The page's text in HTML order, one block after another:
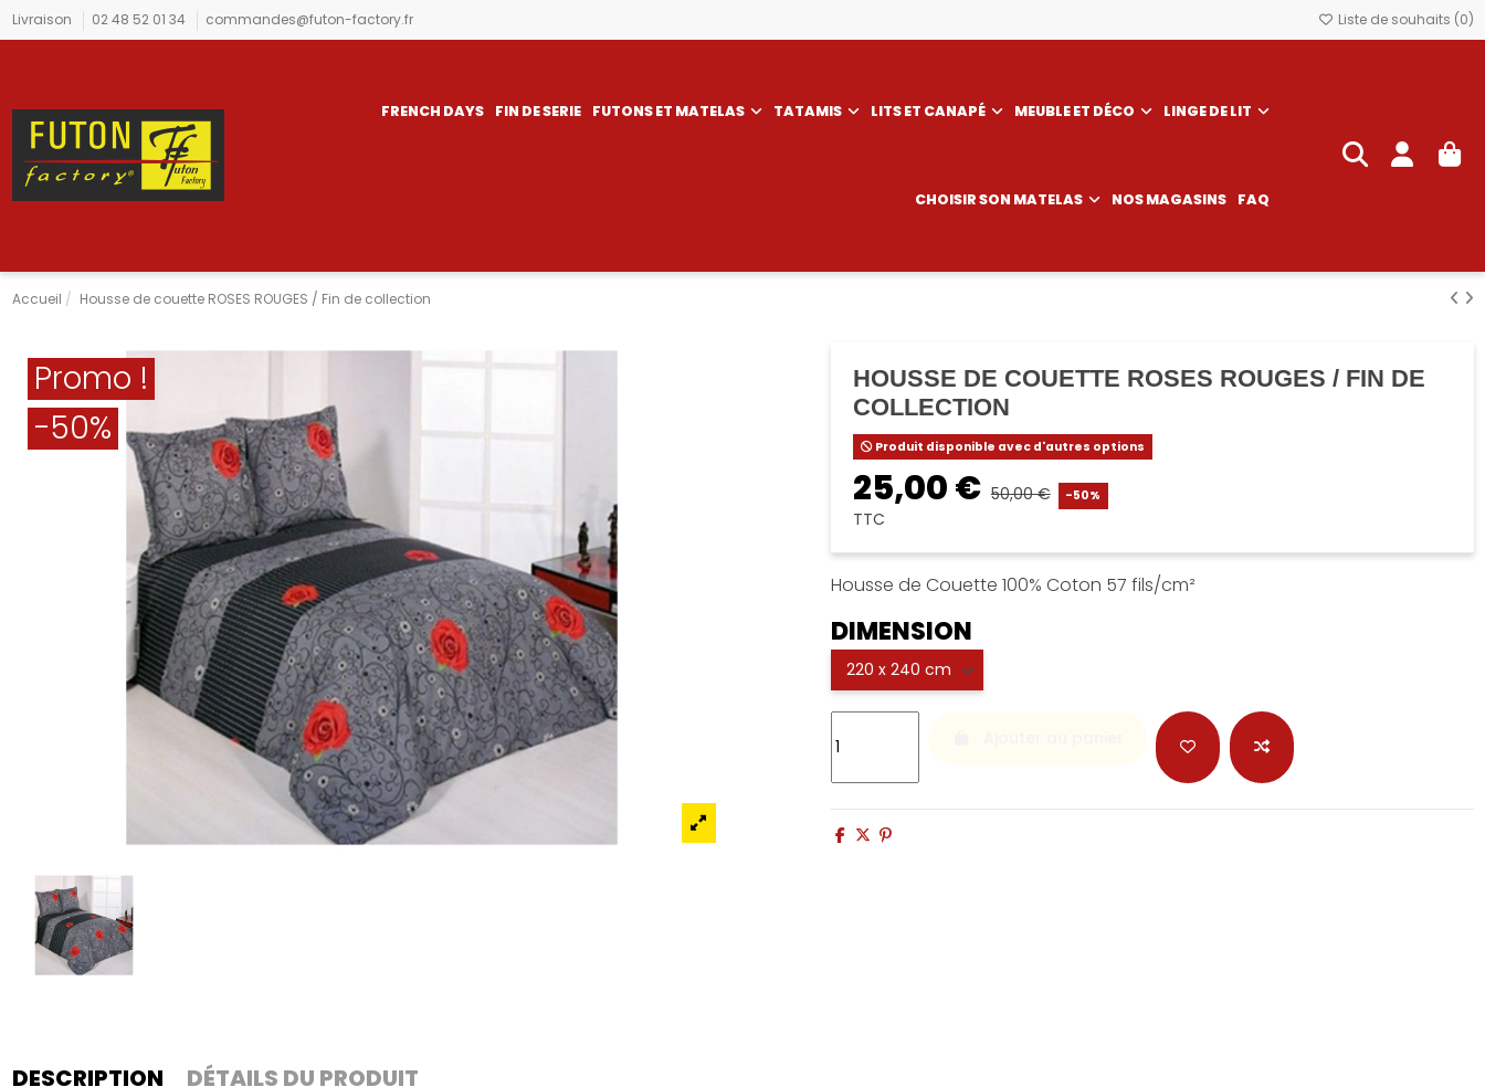
Livraison 02 48 52 01 34 commandes@futon-factory.fr Liste de souhaits (0)
FRENCH DAYS FIN DE SERIE FUTONS ET MATELAS TATAMIS LITS ET CANAPÉ MEUBLE ET DÉCO LINGE DE LIT
CHOISIR SON MATELAS NOS MAGASINS FAQ
Accueil Housse de couette ROSES ROUGES / Fin de collection
Promo !
-50%
HOUSSE DE COUETTE ROSES ROUGES / FIN DE
COLLECTION
Produit disponible avec d'autres options
25,00 € 50,00 € -50%
TTC
Housse de Couette 100% Coton 57 fils/cm²
DIMENSION
DESCRIPTION DÉTAILS DU PRODUIT